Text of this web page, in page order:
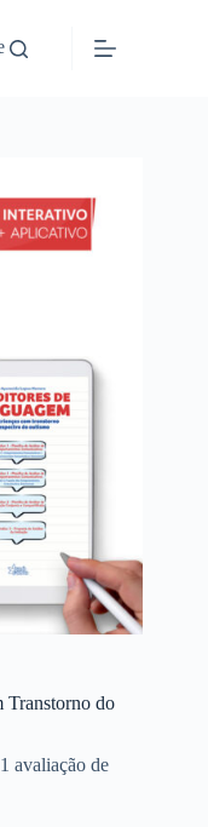
Transtorno do
1 avaliação de